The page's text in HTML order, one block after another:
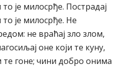
је милосрђе. Пострадај
је милосрђе. Не
не враћај зло злом,
оне који те куну,
те гоне; чини добро онима